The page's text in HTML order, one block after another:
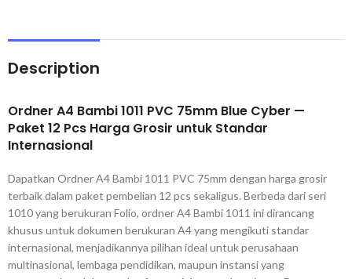
Description
Ordner A4 Bambi 1011 PVC 75mm Blue Cyber —
Paket 12 Pcs Harga Grosir untuk Standar
Internasional
Dapatkan Ordner A4 Bambi 1011 PVC 75mm dengan harga grosir
terbaik dalam paket pembelian 12 pcs sekaligus. Berbeda dari seri
1010 yang berukuran Folio, ordner A4 Bambi 1011 ini dirancang
khusus untuk dokumen berukuran A4 yang mengikuti standar
internasional, menjadikannya pilihan ideal untuk perusahaan
multinasional, lembaga pendidikan, maupun instansi yang